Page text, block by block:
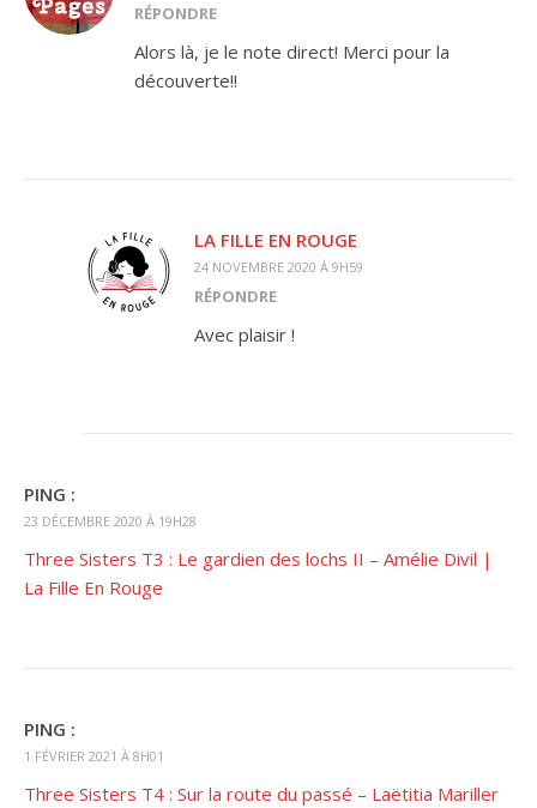
RÉPONDRE
Alors là, je le note direct! Merci pour la
découverte!!
LA FILLE EN ROUGE
24 NOVEMBRE 2020 À 9H59
RÉPONDRE
Avec plaisir !
PING :
23 DÉCEMBRE 2020 À 19H28
Three Sisters T3 : Le gardien des lochs II – Amélie Divil |
La Fille En Rouge
PING :
1 FÉVRIER 2021 À 8H01
Three Sisters T4 : Sur la route du passé – Laëtitia Mariller